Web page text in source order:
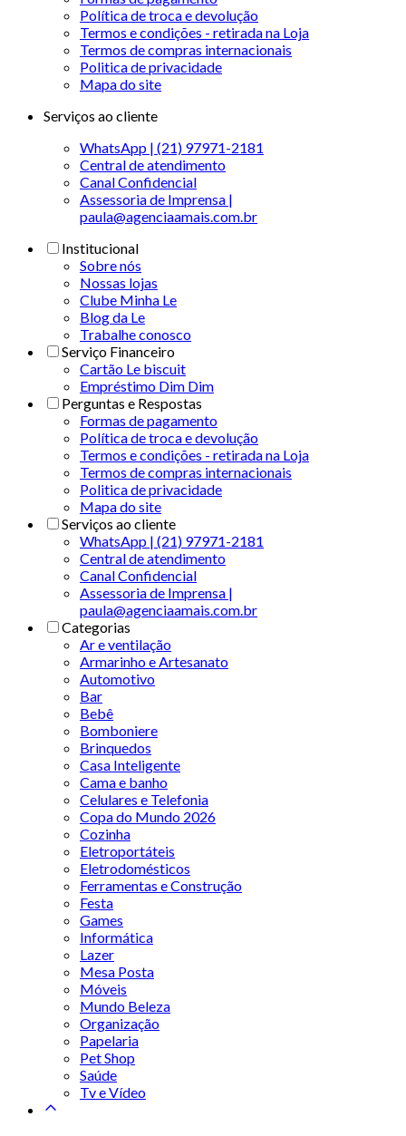
Política de troca e devolução
Termos e condições - retirada na Loja
Termos de compras internacionais
Politica de privacidade
Mapa do site
Serviços ao cliente
WhatsApp | (21) 97971-2181
Central de atendimento
Canal Confidencial
Assessoria de Imprensa |
paula@agenciaamais.com.br
Institucional
Sobre nós
Nossas lojas
Clube Minha Le
Blog da Le
Trabalhe conosco
Serviço Financeiro
Cartão Le biscuit
Empréstimo Dim Dim
Perguntas e Respostas
Formas de pagamento
Política de troca e devolução
Termos e condições - retirada na Loja
Termos de compras internacionais
Politica de privacidade
Mapa do site
Serviços ao cliente
WhatsApp | (21) 97971-2181
Central de atendimento
Canal Confidencial
Assessoria de Imprensa |
paula@agenciaamais.com.br
Categorias
Ar e ventilação
Armarinho e Artesanato
Automotivo
Bar
Bebê
Bomboniere
Brinquedos
Casa Inteligente
Cama e banho
Celulares e Telefonia
Copa do Mundo 2026
Cozinha
Eletroportáteis
Eletrodomésticos
Ferramentas e Construção
Festa
Games
Informática
Lazer
Mesa Posta
Móveis
Mundo Beleza
Organização
Papelaria
Pet Shop
Saúde
Tv e Vídeo